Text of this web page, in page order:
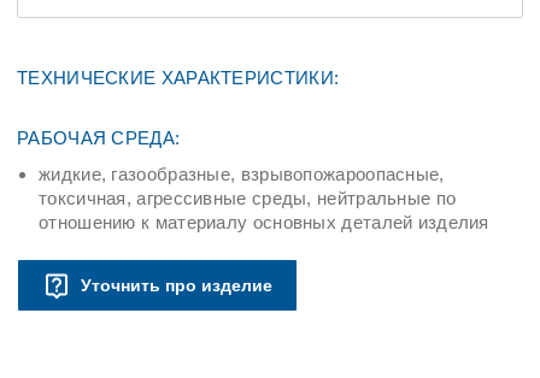
ТЕХНИЧЕСКИЕ ХАРАКТЕРИСТИКИ:
РАБОЧАЯ СРЕДА:
жидкие, газообразные, взрывопожароопасные,
токсичная, агрессивные среды, нейтральные по
отношению к материалу основных деталей изделия
Уточнить про изделие